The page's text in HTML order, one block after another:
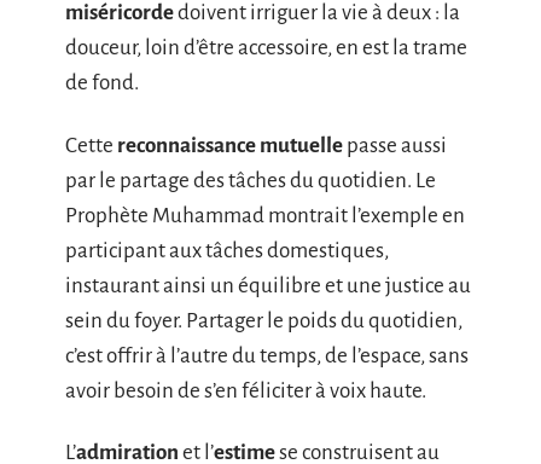
miséricordedoivent irriguer la vie à deux : la
douceur, loin d’être accessoire, en est la trame
de fond.
Cette reconnaissance mutuelle passe aussi
par le partage des tâches du quotidien. Le
Prophète Muhammad montrait l’exemple en
participant aux tâches domestiques,
instaurant ainsi un équilibre et une justice au
sein du foyer. Partager le poids du quotidien,
c’est offrir à l’autre du temps, de l’espace, sans
avoir besoin de s’en féliciter à voix haute.
L’admiration et l’estimese construisent au